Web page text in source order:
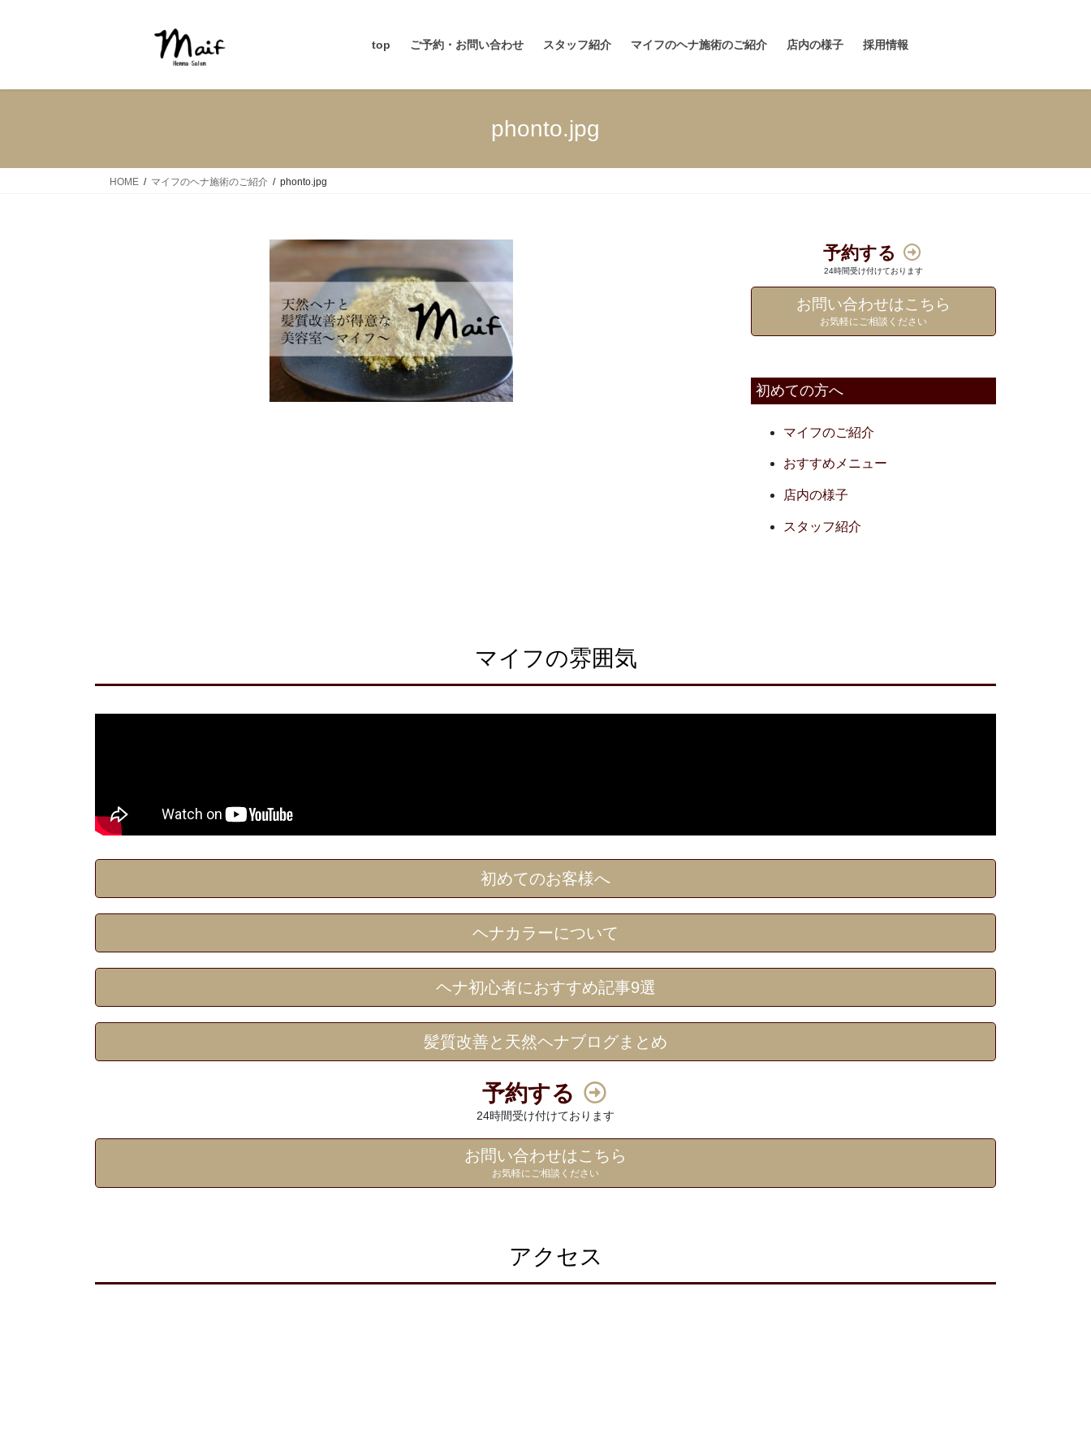
top ご予約・お問い合わせ スタッフ紹介 マイフのヘナ施術のご紹介 店内の様子 採用情報
phonto.jpg
HOME マイフのヘナ施術のご紹介 phonto.jpg
予約する
24時間受け付けております
お問い合わせはこちら
お気軽にご相談ください
初めての方へ
マイフのご紹介
おすすめメニュー
店内の様子
スタッフ紹介
マイフの雰囲気
初めてのお客様へ
ヘナカラーについて
ヘナ初心者におすすめ記事9選
髪質改善と天然ヘナブログまとめ
予約する
24時間受け付けております
お問い合わせはこちら
お気軽にご相談ください
アクセス